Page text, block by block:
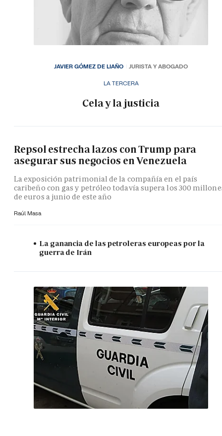
LA TERCERA
Cela y la justicia
JAVIER GÓMEZ DE LIAÑO JURISTA Y ABOGADO
Repsol estrecha lazos con Trump para
asegurar sus negocios en Venezuela
La exposición patrimonial de la compañía en el país
caribeño con gas y petróleo todavía supera los 300
de euros a junio de este año
Raúl Masa
La ganancia de las petroleras europeas por la
guerra de Irán